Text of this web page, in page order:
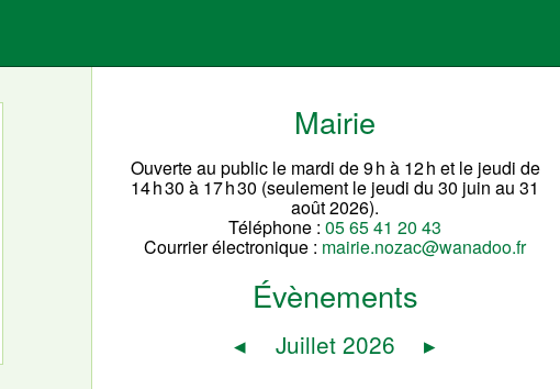
Mairie
Ouverte au public le mardi de 9 h à 12 h et le jeudi de
14 h 30 à 17 h 30 (seulement le jeudi du 30 juin au 31
août 2026).
Téléphone :05 65 41 20 43
Courrier électronique : mairie.nozac@wanadoo.fr
Évènements
◂ Juillet 2026 ▸